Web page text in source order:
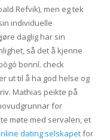
Refvik), men eg tek
individuelle
daglig har sin
så det å kjenne
bonní. check
ut til å ha god helse og
Mathias peikte på
for
møte med servalen, et
dating selskapetfor